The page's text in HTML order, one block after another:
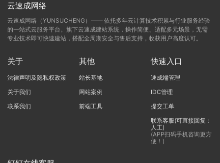
云速成网络
云速成网络（YUNSUCHENG）—— 依托多年云计算技术积累与行业服务经验
的一站式云服务平台。旗下云速成建站系统，操作简便、适配多元场景，无需
专业技术即可快速建站，搭配全周期安全与售后支持，收获用户高度认可。
关于
法律声明及隐私权政策
关于我们
联系我们
其他
站长基地
网站案例
前端工具
快速入口
速成端管理
IDC管理
提交工单
联系客服(可直接回复：
人工)
(APP扫码手机咨询更方
便！)